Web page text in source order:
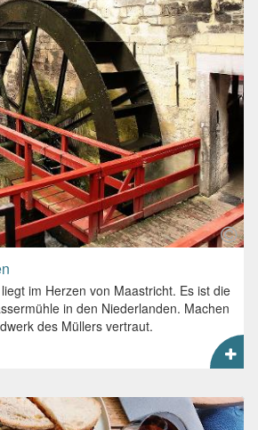
im Herzen von Maastricht. Es ist die
in den Niederlanden. Machen
des Müllers vertraut.